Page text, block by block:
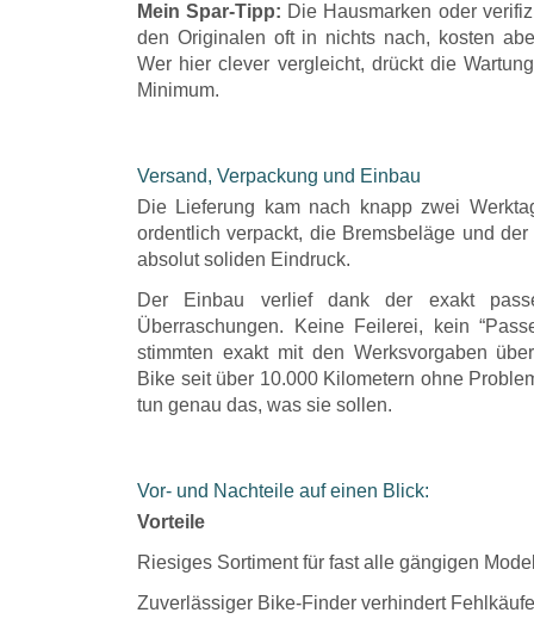
​Mein Spar-Tipp: Die Hausmarken oder
den Originalen oft in nichts nach, kosten
Wer hier clever vergleicht, drückt die
Minimum.
​Versand, Verpackung und Einbau
​Die Lieferung kam nach knapp zwei
ordentlich verpackt, die Bremsbeläge und
absolut soliden Eindruck.
​Der Einbau verlief dank der exakt
Überraschungen. Keine Feilerei, kein
stimmten exakt mit den Werksvorgaben
Bike seit über 10.000 Kilometern ohne
tun genau das, was sie sollen.
Vor- und Nachteile auf einen Blick:
Vorteile
Riesiges Sortiment für fast alle gängigen
Zuverlässiger Bike-Finder verhindert